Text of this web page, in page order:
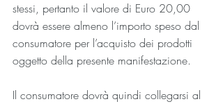
stessi, pertanto il valore di Euro 20,00
dovrà essere almeno l’importo speso dal
consumatore per l’acquisto dei prodotti
oggetto della presente manifestazione.
Il consumatore dovrà quindi collegarsi al